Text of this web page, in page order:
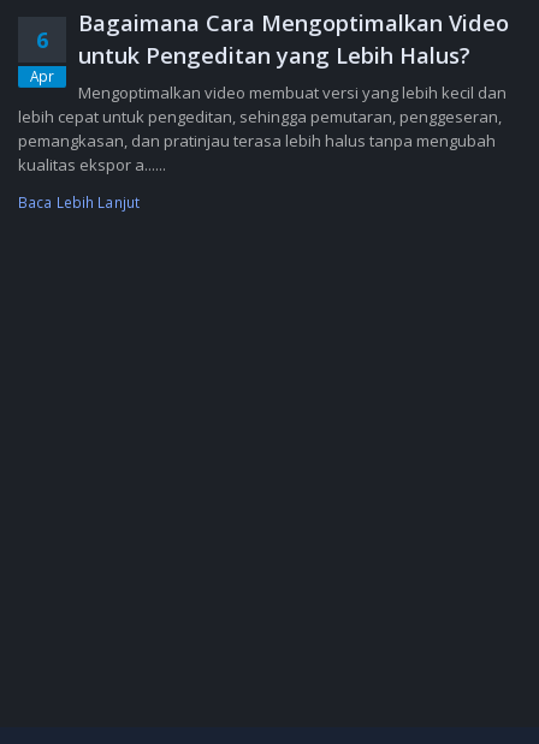
6
Apr
Bagaimana Cara Mengoptimalkan Video
untuk Pengeditan yang Lebih Halus?
Mengoptimalkan video membuat versi yang lebih kecil dan
lebih cepat untuk pengeditan, sehingga pemutaran, penggeseran,
pemangkasan, dan pratinjau terasa lebih halus tanpa mengubah
kualitas ekspor a......
Baca Lebih Lanjut